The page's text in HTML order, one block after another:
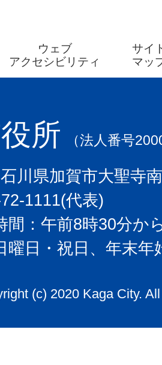
ウェブ
アクセシビリティ
サイ
マッ
所 （法人番号
川県加賀市大聖寺
1111(代表)
間：午前8時30分か
曜日・祝日、年末
(c) 2020 Kaga City.